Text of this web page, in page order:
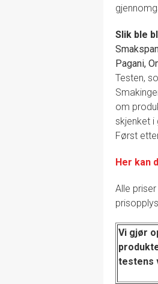
Slik ble
Pagani,
Testen,
om
skjenket i
Først
Her kan
Alle
Vi gjør
testens